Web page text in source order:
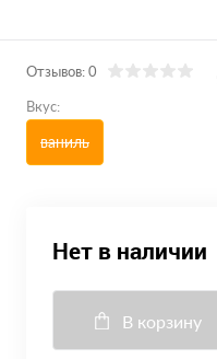
Отзывов: 0
Вкус:
ваниль
Нет в наличии
В корзину